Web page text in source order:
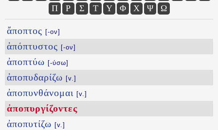
Π
Ρ Σ Τ Υ Φ Χ Ψ Ω
ἄποπτος [-ον]
ἀπόπτυστος [-ον]
ἀποπτύω [-ύσω]
ἀποπυδαρίζω [v.]
ἀποπυνθάνομαι [v.]
ἀποπυργίζοντες
ἀποπυτίζω [v.]